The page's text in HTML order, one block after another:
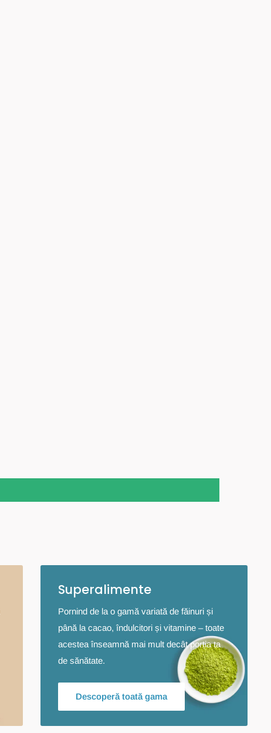
Superalimente
Pornind de la o gamă variată de făinuri și
până la cacao, îndulcitori și vitamine – toate
acestea înseamnă mai mult decât porția ta
de sănătate.
Descoperă toată gama